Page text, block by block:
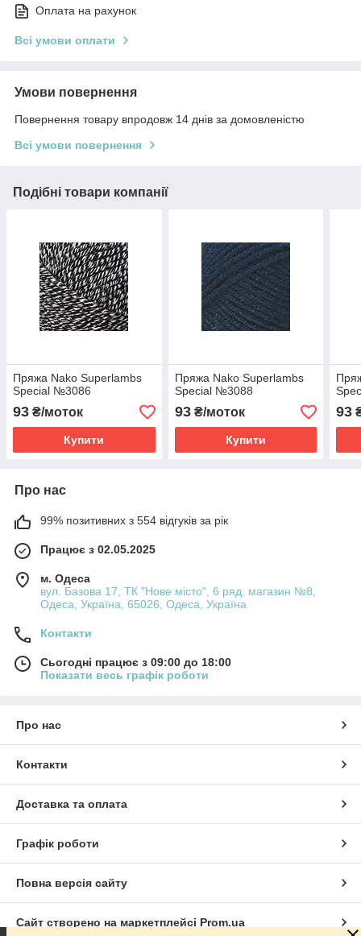
Оплата на рахунок
Всі умови оплати
Умови повернення
Повернення товару впродовж 14 днів за домовленістю
Всі умови повернення
Подібні товари компанії
Пряжа Nako Superlambs
Special №3086
93 ₴/моток
Купити
Пряжа Nako Superlambs
Special №3088
93₴/моток
Купити
93
Про нас
99% позитивних з 554 відгуків за рік
Працює з 02.05.2025
м. Одеса
вул. Базова 17, ТК "Нове місто", 6 ряд, магазин №8,
Одеса, Україна, 65026, Одеса, Україна
Контакти
Сьогодні працює з 09:00 до 18:00
Показати весь графік роботи
Про нас
Контакти
Доставка та оплата
Графік роботи
Повна версія сайту
Сайт створено на маркетплейсі Prom.ua